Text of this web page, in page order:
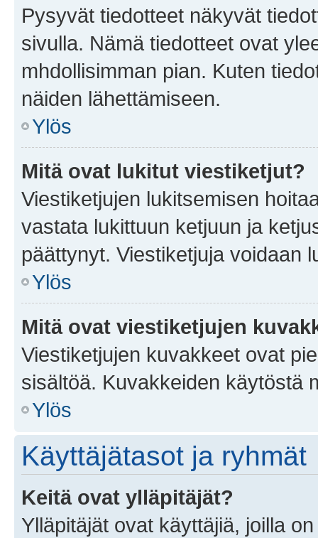
Pysyvät tiedotteet näkyvät
sivulla. Nämä tiedotteet ovat
mhdollisimman pian. Kuten
näiden lähettämiseen.
Ylös
Mitä ovat lukitut viestiketjut?
Viestiketjujen lukitsemisen
vastata lukittuun ketjuun ja
päättynyt. Viestiketjuja voidaan
Ylös
Mitä ovat viestiketjujen
Viestiketjujen kuvakkeet ovat
sisältöä. Kuvakkeiden käytöstä
Ylös
Käyttäjätasot ja ryhmät
Keitä ovat ylläpitäjät?
Ylläpitäjät ovat käyttäjiä, joilla